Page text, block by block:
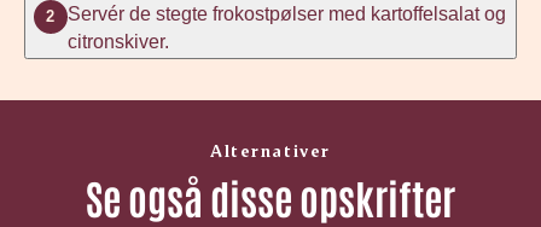
2
Servér de stegte frokostpølser med kartoffelsalat og
citronskiver.
Alternativer
Se også disse opskrifter